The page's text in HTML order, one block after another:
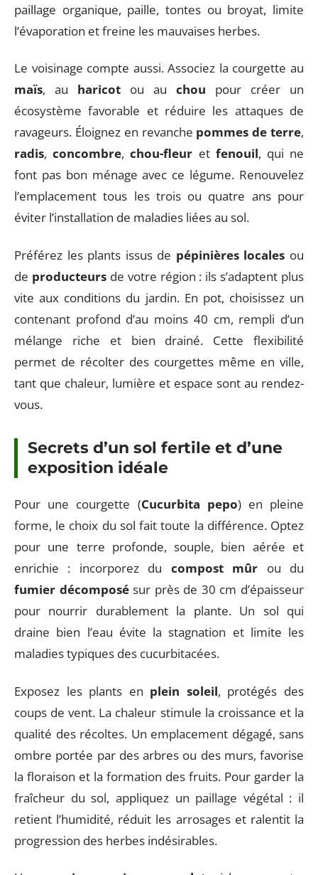
paillage organique, paille, tontes ou broyat, limite
l’évaporation et freine les mauvaises herbes.
Le voisinage compte aussi. Associez la courgette au
maïs, au haricot ou au chou pour créer un
écosystème favorable et réduire les attaques de
ravageurs. Éloignez en revanche pommes de terre,
radis,concombre,chou-fleur et fenouil, qui ne
font pas bon ménage avec ce légume. Renouvelez
l’emplacement tous les trois ou quatre ans pour
éviter l’installation de maladies liées au sol.
Préférez les plants issus de pépinières locales ou
de producteursde votre région : ils s’adaptent plus
vite aux conditions du jardin. En pot, choisissez un
contenant profond d’au moins 40 cm, rempli d’un
mélange riche et bien drainé. Cette flexibilité
permet de récolter des courgettes même en ville,
tant que chaleur, lumière et espace sont au rendez-
vous.
Secrets d’un sol fertile et d’une
exposition idéale
Pour une courgette (Cucurbita pepo) en pleine
forme, le choix du sol fait toute la différence. Optez
pour une terre profonde, souple, bien aérée et
enrichie : incorporez du compost mûr ou du
fumier décomposésur près de 30 cm d’épaisseur
pour nourrir durablement la plante. Un sol qui
draine bien l’eau évite la stagnation et limite les
maladies typiques des cucurbitacées.
Exposez les plants en plein soleil, protégés des
coups de vent. La chaleur stimule la croissance et la
qualité des récoltes. Un emplacement dégagé, sans
ombre portée par des arbres ou des murs, favorise
la floraison et la formation des fruits. Pour garder la
fraîcheur du sol, appliquez un paillage végétal : il
retient l’humidité, réduit les arrosages et ralentit la
progression des herbes indésirables.